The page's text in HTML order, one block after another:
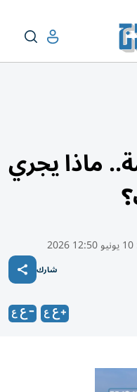
ماذا يجري
10 يونيو 12:50 2026
شارك